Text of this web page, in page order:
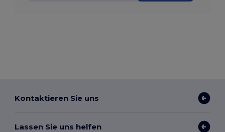
Kontaktieren Sie uns
Lassen Sie uns helfen